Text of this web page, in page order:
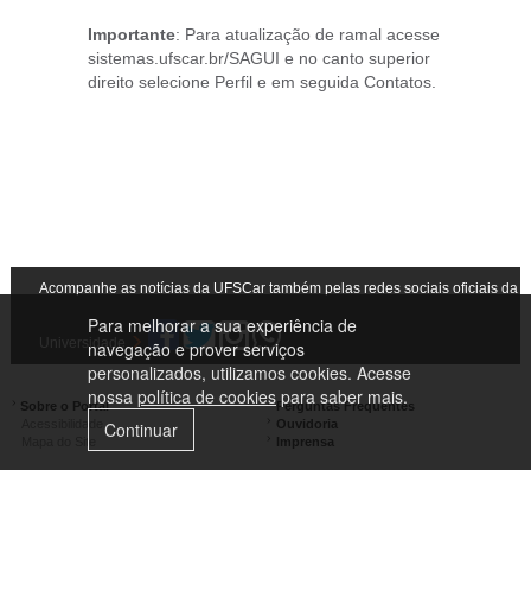
Para melhorar a sua experiência de
navegação e prover serviços
personalizados, utilizamos cookies. Acesse
nossa política de cookiespara saber mais.
Continuar
Importante: Para atualização de ramal acesse
sistemas.ufscar.br/SAGUI e no canto superior
direito selecione Perfil e em seguida Contatos.
Acompanhe as notícias da UFSCar também pelas redes sociais oficiais da
Universidade
Sobre o Portal
Perguntas Frequentes
Ouvidoria
Imprensa